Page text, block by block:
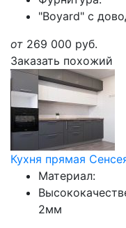
"Boyard" с
от 269 000 руб.
Заказать похожий
Кухня прямая
Материал:
2мм